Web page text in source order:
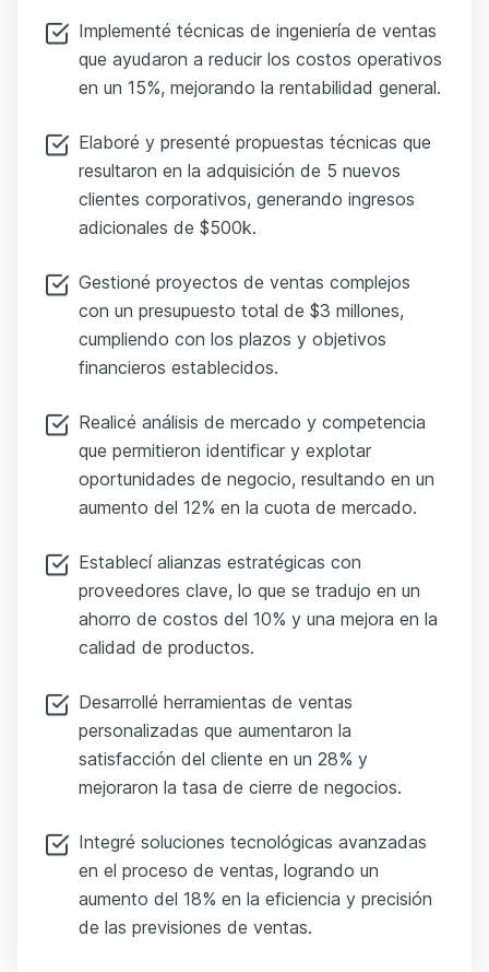
Implementé técnicas de ingeniería de ventas
que ayudaron a reducir los costos operativos
en un 15%, mejorando la rentabilidad general.
Elaboré y presenté propuestas técnicas que
resultaron en la adquisición de 5 nuevos
clientes corporativos, generando ingresos
adicionales de $500k.
Gestioné proyectos de ventas complejos
con un presupuesto total de $3 millones,
cumpliendo con los plazos y objetivos
financieros establecidos.
Realicé análisis de mercado y competencia
que permitieron identificar y explotar
oportunidades de negocio, resultando en un
aumento del 12% en la cuota de mercado.
Establecí alianzas estratégicas con
proveedores clave, lo que se tradujo en un
ahorro de costos del 10% y una mejora en la
calidad de productos.
Desarrollé herramientas de ventas
personalizadas que aumentaron la
satisfacción del cliente en un 28% y
mejoraron la tasa de cierre de negocios.
Integré soluciones tecnológicas avanzadas
en el proceso de ventas, logrando un
aumento del 18% en la eficiencia y precisión
de las previsiones de ventas.